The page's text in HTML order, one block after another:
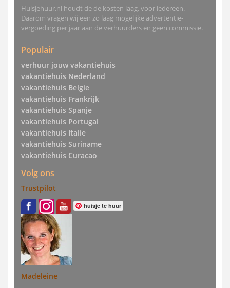
Huisjehuur.nl houdt de de kosten laag, voor iedereen.
Daarom vragen wij een zo laag mogelijke advertentie-
vergoeding per jaar aan de verhuurders en geen commissie.
Populair
verhuur jouw vakantiehuis
vakantiehuis Nederland
vakantiehuis Belgie
vakantiehuis Frankrijk
vakantiehuis Spanje
vakantiehuis Portugal
vakantiehuis Italie
vakantiehuis Suriname
vakantiehuis Curacao
Volg ons
Trustpilot
huisje te huur
Madeleine